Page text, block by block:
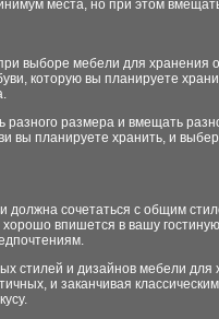
места, но при этом
выборе мебели для хранения
которую вы планируете
разного размера и вмещать
вы планируете хранить, и
должна сочетаться с общим
впишется в вашу
стилей и дизайнов мебели для
и заканчивая